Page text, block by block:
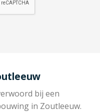
bij een
in Zoutleeuw.